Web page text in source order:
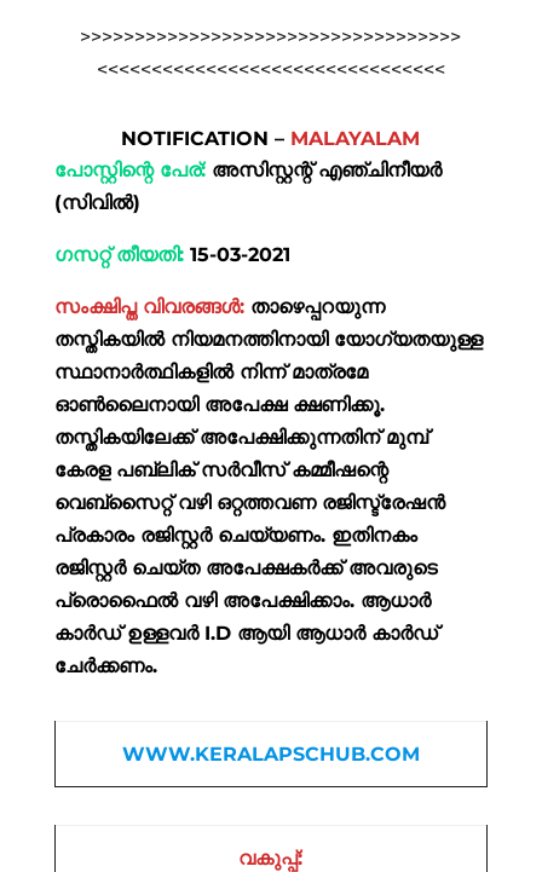
>>>>>>>>>>>>>>>>>>>>>>>>>>>>>>>>>>>
<<<<<<<<<<<<<<<<<<<<<<<<<<<<<<<<
NOTIFICATION – MALAYALAM
പോസ്റ്റിന്റെ പേര്: അസിസ്റ്റന്റ് എഞ്ചിനീയർ
(സിവിൽ)
ഗസറ്റ് തീയതി: 15-03-2021
സംക്ഷിപ്ത വിവരങ്ങൾ: താഴെപ്പറയുന്ന
തസ്തികയിൽ നിയമനത്തിനായി യോഗ്യതയുള്ള
സ്ഥാനാർത്ഥികളിൽ നിന്ന് മാത്രമേ
ഓൺലൈനായി അപേക്ഷ ക്ഷണിക്കൂ.
തസ്തികയിലേക്ക് അപേക്ഷിക്കുന്നതിന് മുമ്പ്
കേരള പബ്ലിക് സർവീസ് കമ്മീഷന്റെ
വെബ്സൈറ്റ് വഴി ഒറ്റത്തവണ രജിസ്ട്രേഷൻ
പ്രകാരം രജിസ്റ്റർ ചെയ്യണം. ഇതിനകം
രജിസ്റ്റർ ചെയ്ത അപേക്ഷകർക്ക് അവരുടെ
പ്രൊഫൈൽ വഴി അപേക്ഷിക്കാം. ആധാർ
കാർഡ് ഉള്ളവർ I.D ആയി ആധാർ കാർഡ്
ചേർക്കണം.
WWW.KERALAPSCHUB.COM
വകുപ്പ്: